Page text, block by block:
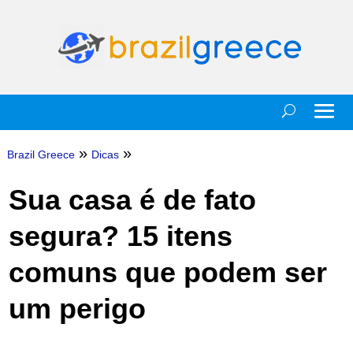
Brazil Greece » Dicas »
Sua casa é de fato
segura? 15 itens
comuns que podem ser
um perigo